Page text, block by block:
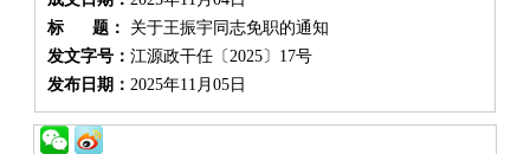
标 题：
关于王振宇同志免职的通知
发文字号：江源政干任〔2025〕17号
发布日期：2025年11月05日